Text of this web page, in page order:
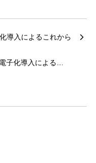
子化導入による…